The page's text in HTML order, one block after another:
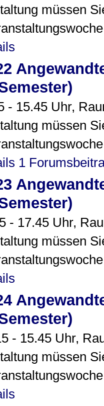
müssen
- 15.45 Uhr,
müssen
1
- 17.45 Uhr,
müssen
- 15.45 Uhr,
müssen